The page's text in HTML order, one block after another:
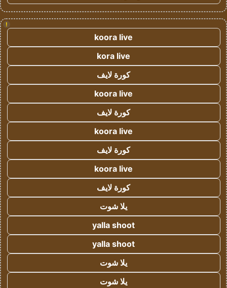
!
koora live
kora live
كورة لايف
koora live
كورة لايف
koora live
كورة لايف
koora live
كورة لايف
يلا شوت
yalla shoot
yalla shoot
يلا شوت
يلا شوت